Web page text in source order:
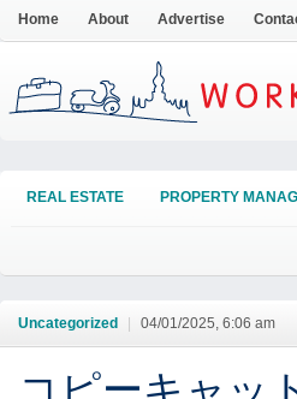
Home About Advertise
REAL ESTATE PROPERTY
Uncategorized 04/01/2025, 6:06 am
コピーキャッ